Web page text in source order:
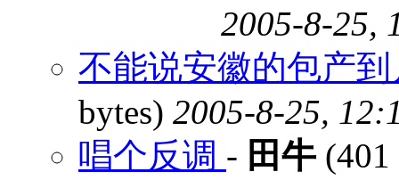
2005-8-25,
不能说安徽的包产
bytes) 2005-8-25,
唱个反调 - 田牛(401